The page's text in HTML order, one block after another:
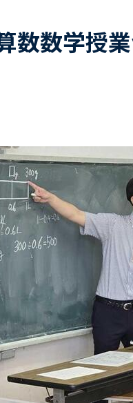
数学授業